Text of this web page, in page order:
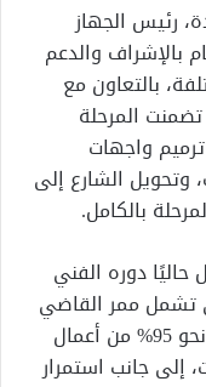
رئيس الجهاز
بالإشراف والدعم
بالتعاون مع
المرحلة
واجهات
وتحويل الشارع إلى
بالكامل.
دوره الفني
تشمل ممر القاضي
الفاضل وتفرعاته، حيث تم الانتهاء من نحو 95% من أعمال
لعدد 10 عقارات، إلى جانب استمرار